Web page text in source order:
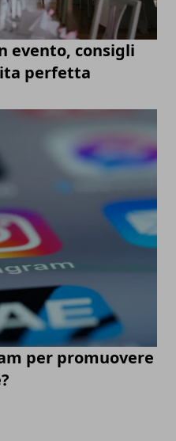
evento, consigli
perfetta
per promuovere